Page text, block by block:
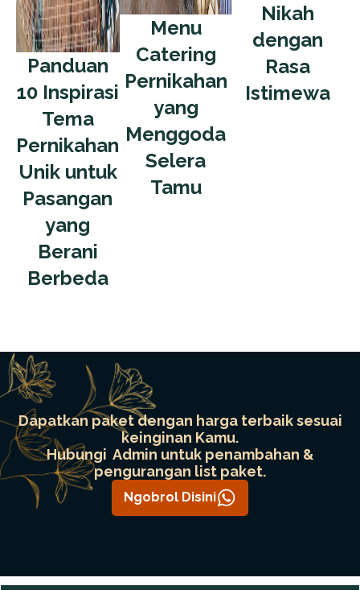
Panduan
10 Inspirasi
Tema
Pernikahan
Unik untuk
Pasangan
yang
Berani
Berbeda
Menu
Catering
Pernikahan
yang
Menggoda
Selera
Tamu
Nikah
dengan
Rasa
Istimewa
Dapatkan paket dengan harga terbaik sesuai
keinginan Kamu.
Hubungi Admin untuk penambahan &
pengurangan list paket.
Ngobrol Disini